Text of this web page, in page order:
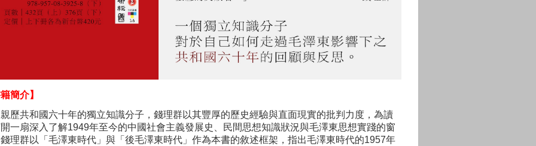
簡介】
歷共和國六十年的獨立知識分子， 錢理群以其豐厚的歷史經驗與直面現實的批判力度， 為讀
一扇深入了解1949年至今的中國社會主義發展史、
民間思想知識狀況與毛澤東思想實踐的窗
錢理群以「 毛澤東時代」與「後毛澤東時代」作為本書的敘述框架， 指出毛澤東時代的1957年